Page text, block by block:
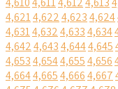
4,6214,6224,6234,624
4,6314,6324,6334,634
4,6424,6434,6444,645
4,6534,6544,6554,656
4,6644,6654,6664,667